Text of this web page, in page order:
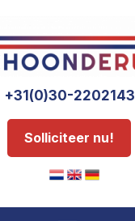
+31(0)30-2202143
Solliciteer nu!